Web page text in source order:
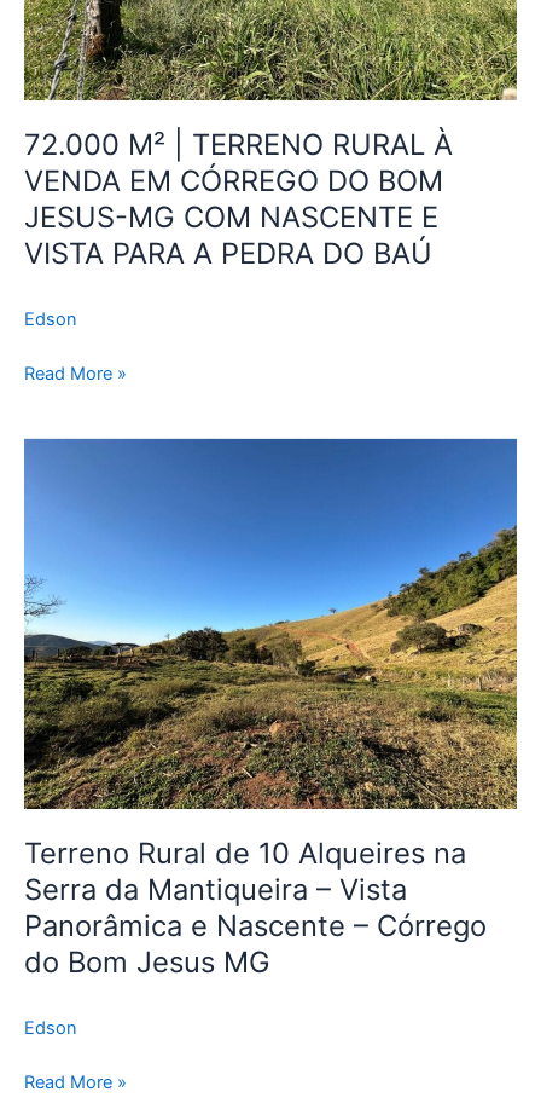
72.000 M² | TERRENO RURAL À
VENDA EM CÓRREGO DO BOM
JESUS-MG COM NASCENTE E
VISTA PARA A PEDRA DO BAÚ
Edson
DO
BOM
JESUS-
MG
NASCENTE
E
VISTA
PARA
A
DO
Read More »
Terreno Rural de 10 Alqueires na
Serra da Mantiqueira – Vista
Panorâmica e Nascente – Córrego
do Bom Jesus MG
Edson
na
Serra
da
Mantiqueira
–
Vista
Panorâmica
e
Córrego
do
Bom
Jesus
Read More »